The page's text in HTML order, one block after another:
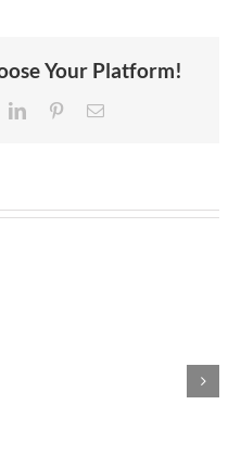
Your Platform!
LinkedInPinterestEmail
to
Morales